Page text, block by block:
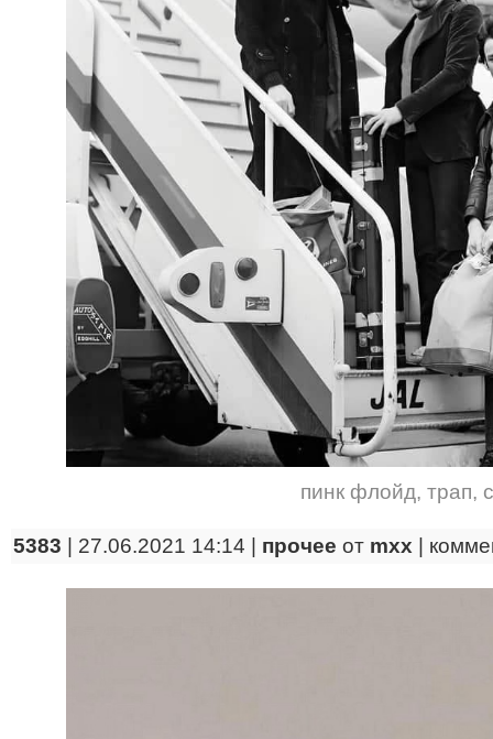
пинк флойд, трап,
5383 | 27.06.2021 14:14 | прочее от mxx